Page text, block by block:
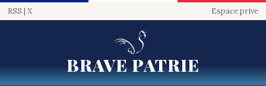
RSS | X Espace prive
BRAVE PATRIE